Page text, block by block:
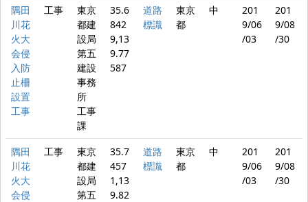
隅田
川花
火大
会侵
入防
止柵
設置
工事
工事
東京
都建
設局
第五
建設
事務
所
工事
課
35.6
842
9,13
9.77
587
道路
標識
東京
都
中
201
9/06
/03
201
9/08
/30
隅田
川花
火大
会侵
工事
東京
都建
設局
第五
35.7
457
1,13
9.82
道路
標識
東京
都
中
201
9/06
/03
201
9/08
/30